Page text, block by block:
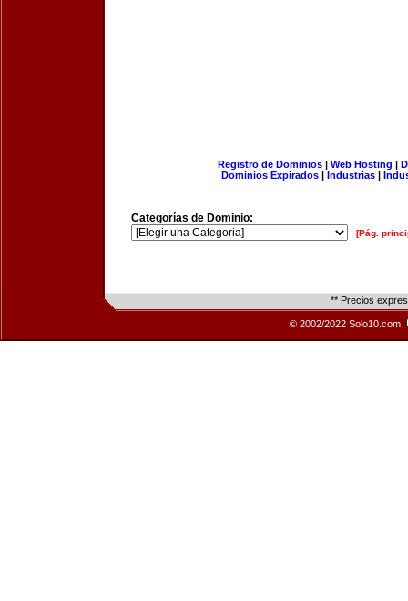
Registro de Dominios| Web Hosting |
Dominios Expirados | Industrias |
Categorías de Dominio:
[Pág.
** Precios
© 2002/2022 Solo10.com